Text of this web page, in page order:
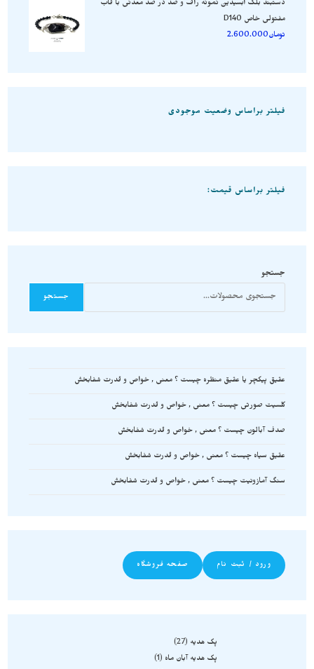
دستبند بلک ابسیدین نمونه راف و صد در صد معدنی با قاب
مفتولی خاص D140
تومان2.600.000
فیلتر براساس وضعیت موجودی
فیلتر براساس قیمت:
جستجو
جستجو
عقیق پیکچر یا عقیق منظره چیست ؟ معنی , خواص و قدرت شفابخش
کلسیت صورتی چیست ؟ معنی , خواص و قدرت شفابخش
صدف آبالون چیست ؟ معنی , خواص و قدرت شفابخش
عقیق سیاه چیست ؟ معنی , خواص و قدرت شفابخش
سنگ آمازونیت چیست ؟ معنی , خواص و قدرت شفابخش
ورود / ثبت نام صفحه فروشگاه
پک هدیه
27
پک هدیه آبان ماه
1